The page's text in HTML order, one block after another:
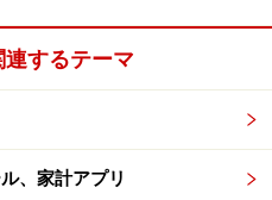
、不定期な支出、使途不明
め、収支合計が一致しない
のプロフィールや数値など
編集部で一部改変している
するテーマ
、家計アプリ